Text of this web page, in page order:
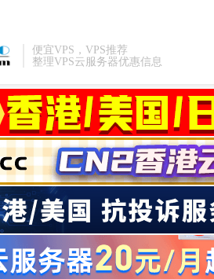
便宜VPS，VPS推荐
整理VPS云服务器优惠信息